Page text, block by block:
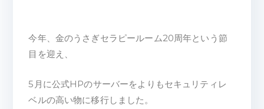
今年、金のうさぎセラピールーム20周年という節
目を迎え、
5月に公式HPのサーバーをよりもセキュリティレ
ベルの高い物に移行しました。